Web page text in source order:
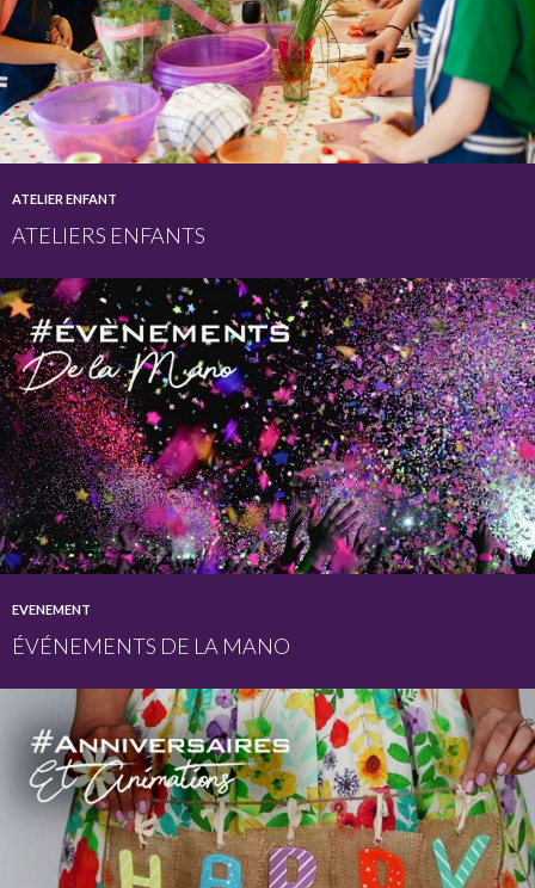
ATELIER ENFANT
ATELIERS ENFANTS
EVENEMENT
ÉVÉNEMENTS DE LA MANO